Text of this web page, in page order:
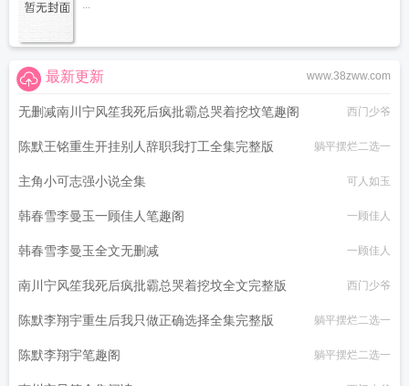
...
www.38zww.com
最新更新
无删减南川宁风笙我死后疯批霸总哭着挖坟笔趣阁 西门少爷
陈默王铭重生开挂别人辞职我打工全集完整版 躺平摆烂二选一
主角小可志强小说全集 可人如玉
韩春雪李曼玉一顾佳人笔趣阁 一顾佳人
韩春雪李曼玉全文无删减 一顾佳人
南川宁风笙我死后疯批霸总哭着挖坟全文完整版 西门少爷
陈默李翔宇重生后我只做正确选择全集完整版 躺平摆烂二选一
陈默李翔宇笔趣阁 躺平摆烂二选一